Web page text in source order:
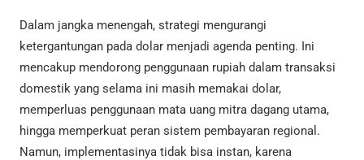
Dalam jangka menengah, strategi mengurangi
ketergantungan pada dolar menjadi agenda penting. Ini
mencakup mendorong penggunaan rupiah dalam transaksi
domestik yang selama ini masih memakai dolar,
memperluas penggunaan mata uang mitra dagang utama,
hingga memperkuat peran sistem pembayaran regional.
Namun, implementasinya tidak bisa instan, karena